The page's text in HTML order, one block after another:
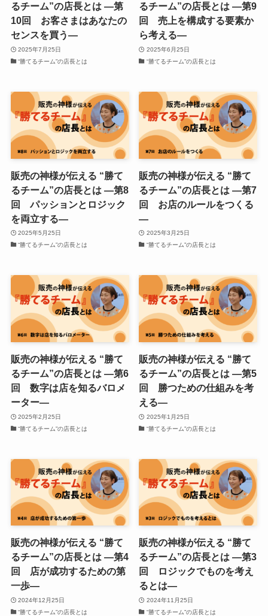
るチーム”の店長とは ―第
10回 お客さまはあなたの
センスを買う―
2025年7月25日
“勝てるチーム”の店長とは
るチーム”の店長とは ―第9
回 売上を構成する要素か
ら考える―
2025年6月25日
“勝てるチーム”の店長とは
販売の神様が伝える “勝て
るチーム”の店長とは ―第8
回 パッションとロジック
を両立する―
2025年5月25日
“勝てるチーム”の店長とは
販売の神様が伝える “勝て
るチーム”の店長とは ―第7
回 お店のルールをつくる
―
2025年3月25日
“勝てるチーム”の店長とは
販売の神様が伝える “勝て
るチーム”の店長とは ―第6
回 数字は店を知るバロメ
ーター―
2025年2月25日
“勝てるチーム”の店長とは
販売の神様が伝える “勝て
るチーム”の店長とは ―第5
回 勝つための仕組みを考
える―
2025年1月25日
“勝てるチーム”の店長とは
販売の神様が伝える “勝て
るチーム”の店長とは ―第4
回 店が成功するための第
一歩―
2024年12月25日
“勝てるチーム”の店長とは
販売の神様が伝える “勝て
るチーム”の店長とは ―第3
回 ロジックでものを考え
るとは―
2024年11月25日
“勝てるチーム”の店長とは